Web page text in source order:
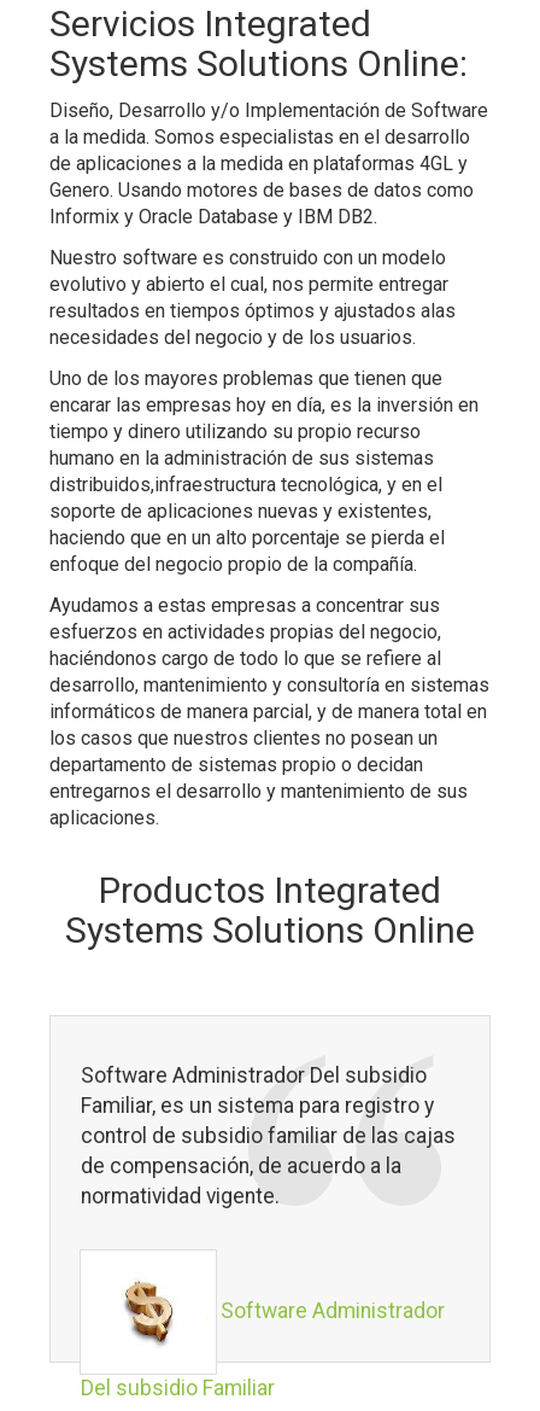
Servicios Integrated
Systems Solutions Online:
Diseño, Desarrollo y/o Implementación de Software
a la medida. Somos especialistas en el desarrollo
de aplicaciones a la medida en plataformas 4GL y
Genero. Usando motores de bases de datos como
Informix y Oracle Database y IBM DB2.
Nuestro software es construido con un modelo
evolutivo y abierto el cual, nos permite entregar
resultados en tiempos óptimos y ajustados alas
necesidades del negocio y de los usuarios.
Uno de los mayores problemas que tienen que
encarar las empresas hoy en día, es la inversión en
tiempo y dinero utilizando su propio recurso
humano en la administración de sus sistemas
distribuidos,infraestructura tecnológica, y en el
soporte de aplicaciones nuevas y existentes,
haciendo que en un alto porcentaje se pierda el
enfoque del negocio propio de la compañía.
Ayudamos a estas empresas a concentrar sus
esfuerzos en actividades propias del negocio,
haciéndonos cargo de todo lo que se refiere al
desarrollo, mantenimiento y consultoría en sistemas
informáticos de manera parcial, y de manera total en
los casos que nuestros clientes no posean un
departamento de sistemas propio o decidan
entregarnos el desarrollo y mantenimiento de sus
aplicaciones.
Productos Integrated
Systems Solutions Online
Software Administrador Del subsidio
Familiar, es un sistema para registro y
control de subsidio familiar de las cajas
de compensación, de acuerdo a la
normatividad vigente.
Software Administrador
Del subsidio Familiar